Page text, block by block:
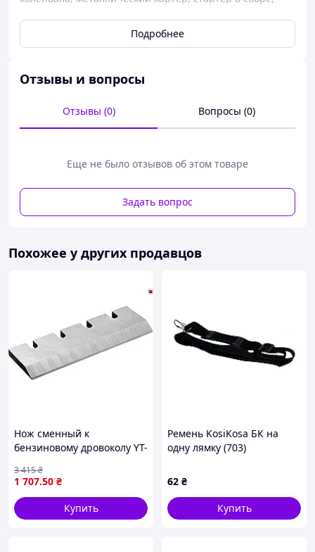
свеча зажигания, маховик, воздушный фильтр,
Подробнее
Отзывы и вопросы
Отзывы (0) Вопросы (0)
Еще не было отзывов об этом товаре
Задать вопрос
Похожее у других продавцов
Нож сменный к
бензиновому дровоколу YT-
мм [20]
1 707.50 ₴
3 415₴
Купить
Ремень KosiKosa БК на
одну лямку (703)
62 ₴
Купить